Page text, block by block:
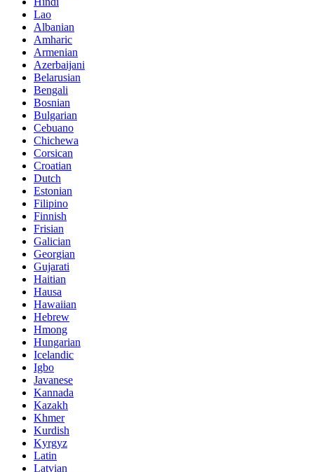
Lao
Albanian
Amharic
Armenian
Azerbaijani
Belarusian
Bengali
Bosnian
Bulgarian
Cebuano
Chichewa
Corsican
Croatian
Dutch
Estonian
Filipino
Finnish
Frisian
Galician
Georgian
Gujarati
Haitian
Hausa
Hawaiian
Hebrew
Hmong
Hungarian
Icelandic
Igbo
Javanese
Kannada
Kazakh
Khmer
Kurdish
Kyrgyz
Latin
Latvian